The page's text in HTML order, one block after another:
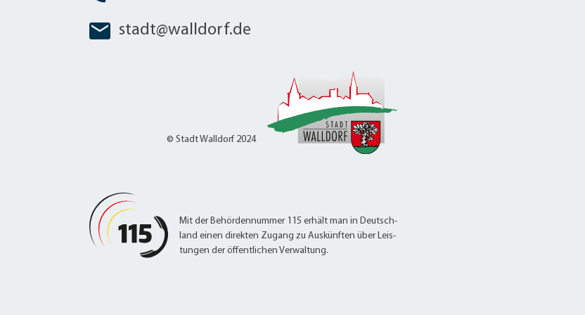
stadt@walldorf.de
© Stadt Walldorf 2024
Mit der Behördennummer 115 erhält man in Deutsch-
land einen direkten Zugang zu Auskünften über Leis-
tungen der öffentlichen Verwaltung.